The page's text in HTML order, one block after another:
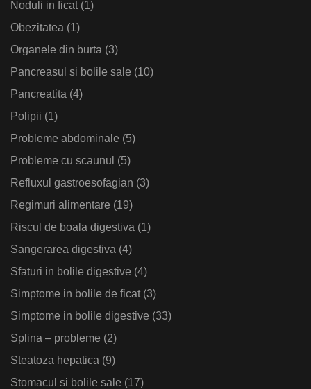
Noduli in ficat(1)
Obezitatea (1)
Organele din burta (3)
Pancreasul si bolile sale (10)
Pancreatita (4)
Polipii (1)
Probleme abdominale (5)
Probleme cu scaunul (5)
Refluxul gastroesofagian (3)
Regimuri alimentare (19)
Riscul de boala digestiva (1)
Sangerarea digestiva (4)
Sfaturi in bolile digestive (4)
Simptome in bolile de ficat(3)
Simptome in bolile digestive (33)
Splina – probleme (2)
Steatoza hepatica (9)
Stomacul si bolile sale (17)